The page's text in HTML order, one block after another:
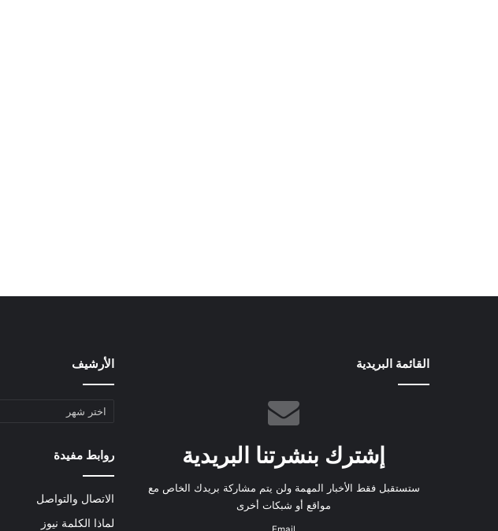
القائمة البريدية
إشترك بنشرتنا البريدية
ستستقبل فقط الأخبار المهمة ولن يتم مشاركة بريدك الخاص مع
مواقع أو شبكات أخرى
الأرشيف
الأرشيف
روابط مفيدة
الاتصال والتواصل
لماذا الكلمة نيوز